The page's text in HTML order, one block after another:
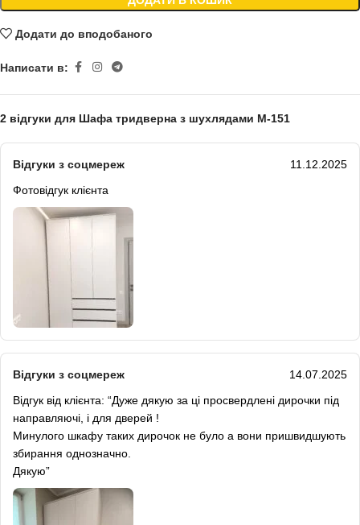
Додати до вподобаного
Написати в:
2 відгуки для Шафа тридверна з шухлядами М-151
Відгуки з соцмереж
11.12.2025
Фотовідгук клієнта
Відгуки з соцмереж
14.07.2025
Відгук від клієнта: “Дуже дякую за ці просвердлені дирочки під
направляючі, і для дверей !
Минулого шкафу таких дирочок не було а вони пришвидшують
збирання однозначно.
Дякую”